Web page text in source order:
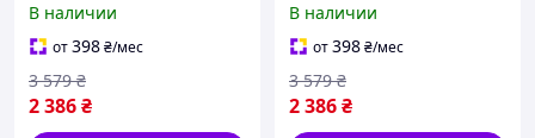
материалом для
повседневного
использования и
комфорта
В наличии
от398₴/мес
2 386₴
3 579 ₴
материалом и стильным
дизайном для
повседневного
использования
В наличии
от398₴/мес
2 386₴
3 579 ₴